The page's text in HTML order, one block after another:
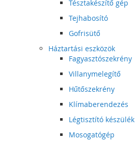
Tésztakészítő gép
Tejhabosító
Gofrisütő
Háztartási eszközök
Fagyasztószekrény
Villanymelegítő
Hűtőszekrény
Klímaberendezés
Légtisztító készülék
Mosogatógép